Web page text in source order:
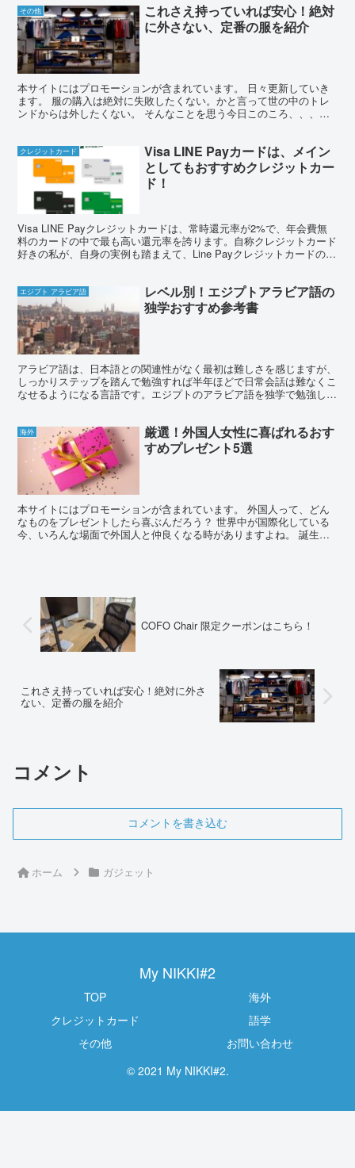
その他
これさえ持っていれば安心！絶対
に外さない、定番の服を紹介
本サイトにはプロモーションが含まれています。 日々更新していき
ます。 服の購入は絶対に失敗したくない。かと言って世の中のトレ
ンドからは外したくない。 そんなことを思う今日このころ、、、そ
クレジットカード
Visa LINE Payカードは、メイン
としてもおすすめクレジットカー
ド！
Visa LINE Payクレジットカードは、常時還元率が2%で、年会費無
料のカードの中で最も高い還元率を誇ります。自称クレジットカード
好きの私が、自身の実例も踏まえて、Line Payクレジットカードのお
エジプト アラビア語
レベル別！エジプトアラビア語の
独学おすすめ参考書
アラビア語は、日本語との関連性がなく最初は難しさを感じますが、
しっかりステップを踏んで勉強すれば半年ほどで日常会話は難なくこ
なせるようになる言語です。エジプトのアラビア語を独学で勉強しよ
海外
厳選！外国人女性に喜ばれるおす
すめプレゼント5選
本サイトにはプロモーションが含まれています。 外国人って、どん
なものをブレゼントしたら喜ぶんだろう？ 世界中が国際化している
今、いろんな場面で外国人と仲良くなる時がありますよね。 誕生日
COFO Chair 限定クーポンはこちら！
これさえ持っていれば安心！絶対に外さ
ない、定番の服を紹介
コメント
コメントを書き込む
ホーム ガジェット
My NIKKI#2
TOP
海外
クレジットカード
語学
その他
お問い合わせ
© 2021 My NIKKI#2.